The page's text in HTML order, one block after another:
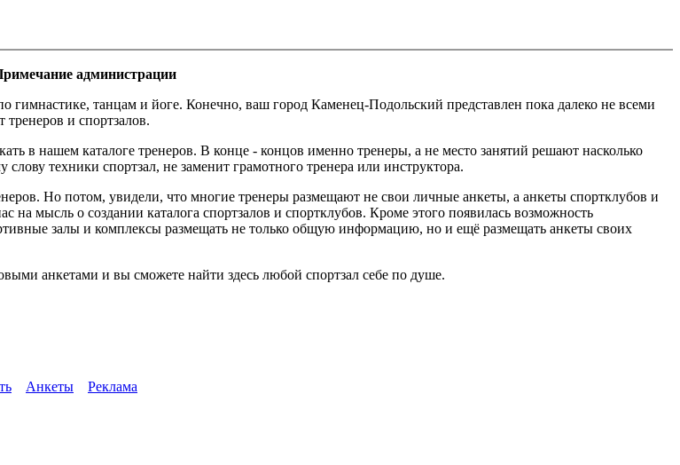
администрации
танцам и йоге. Конечно, ваш город Каменец-Подольский представлен пока далеко не всеми
и спортзалов.
в нашем каталоге тренеров. В конце - концов именно тренеры, а не место занятий решают насколько
техники спортзал, не заменит грамотного тренера или инструктора.
Но потом, увидели, что многие тренеры размещают не свои личные анкеты, а анкеты спортклубов и
мысль о создании каталога спортзалов и спортклубов. Кроме этого появилась возможность
залы и комплексы размещать не только общую информацию, но и ещё размещать анкеты своих
анкетами и вы сможете найти здесь любой спортзал себе по душе.
Анкеты Реклама